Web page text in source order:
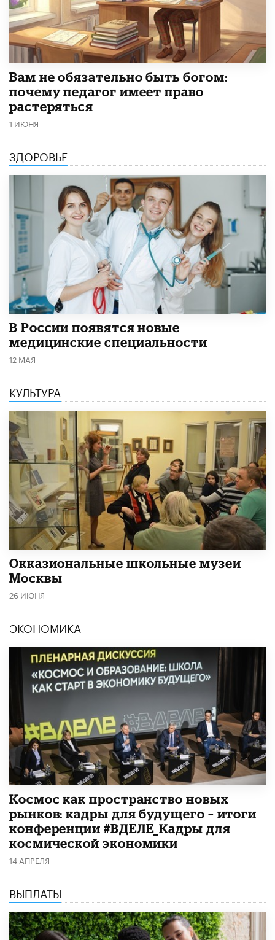
​Вам не обязательно быть богом:
почему педагог имеет право
растеряться
1 ИЮНЯ
ЗДОРОВЬЕ
В России появятся новые
медицинские специальности
12 МАЯ
КУЛЬТУРА
​Окказиональные школьные музеи
Москвы
26 ИЮНЯ
ЭКОНОМИКА
Космос как пространство новых
рынков: кадры для будущего – итоги
конференции #ВДЕЛЕ_Кадры для
космической экономики
14 АПРЕЛЯ
ВЫПЛАТЫ